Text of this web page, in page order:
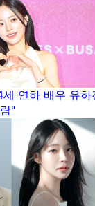
세 연하 배우 유
"